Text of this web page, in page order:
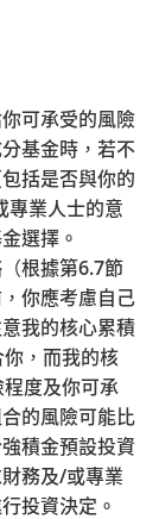
可承受的風險
基金時，若不
括是否與你的
專業人士的意
選擇。
根據第6.7節
你應考慮自己
我的核心累積
，而我的核
度及你可承
的風險可能比
積金預設投資
務及/或專業
投資決定。
須填妥隨
權書」，並
將表格或授
的截止時
年5月15
透過傳真
年5月15日